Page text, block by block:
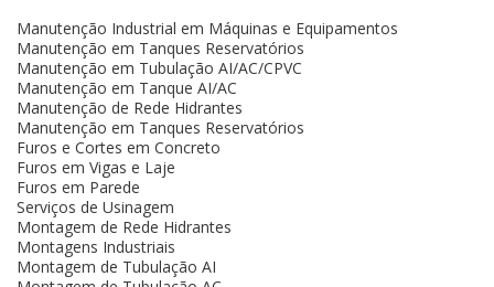
Manutenção Industrial em Máquinas e Equipamentos
Manutenção em Tanques Reservatórios
Manutenção em Tubulação AI/AC/CPVC
Manutenção em Tanque AI/AC
Manutenção de Rede Hidrantes
Manutenção em Tanques Reservatórios
Furos e Cortes em Concreto
Furos em Vigas e Laje
Furos em Parede
Serviços de Usinagem
Montagem de Rede Hidrantes
Montagens Industriais
Montagem de Tubulação AI